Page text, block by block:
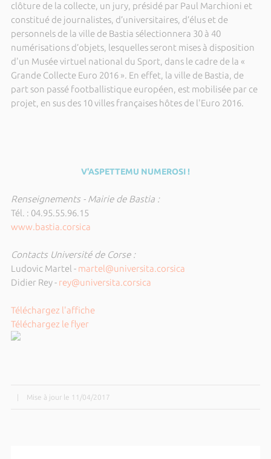
clôture de la collecte, un jury, présidé par Paul Marchioni et
constitué de journalistes, d’universitaires, d’élus et de
personnels de la ville de Bastia sélectionnera 30 à 40
numérisations d’objets, lesquelles seront mises à disposition
d'un Musée virtuel national du Sport, dans le cadre de la «
Grande Collecte Euro 2016 ». En effet, la ville de Bastia, de
part son passé footballistique européen, est mobilisée par ce
projet, en sus des 10 villes françaises hôtes de l'Euro 2016.
V'ASPETTEMU NUMEROSI !
Renseignements - Mairie de Bastia :
Tél. : 04.95.55.96.15
www.bastia.corsica
Contacts Université de Corse :
Ludovic Martel - martel@universita.corsica
Didier Rey - rey@universita.corsica
Téléchargez l'affiche
Téléchargez le flyer
Mise à jour le 11/04/2017